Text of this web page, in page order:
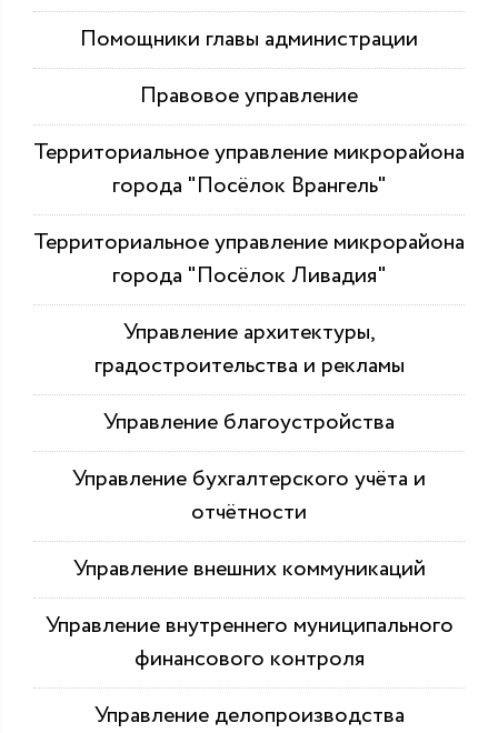
Помощники главы администрации
Правовое управление
Территориальное управление микрорайона
города "Посёлок Врангель"
Территориальное управление микрорайона
города "Посёлок Ливадия"
Управление архитектуры,
градостроительства и рекламы
Управление благоустройства
Управление бухгалтерского учёта и
отчётности
Управление внешних коммуникаций
Управление внутреннего муниципального
финансового контроля
Управление делопроизводства